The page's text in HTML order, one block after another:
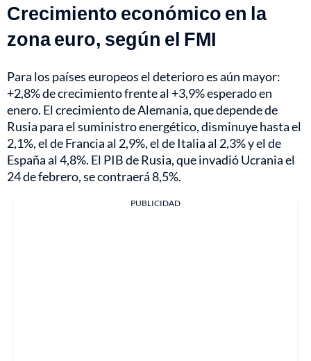
Crecimiento económico en la
zona euro, según el FMI
Para los países europeos el deterioro es aún mayor:
+2,8% de crecimiento frente al +3,9% esperado en
enero. El crecimiento de Alemania, que depende de
Rusia para el suministro energético, disminuye hasta el
2,1%, el de Francia al 2,9%, el de Italia al 2,3% y el de
España al 4,8%. El PIB de Rusia, que invadió Ucrania el
24 de febrero, se contraerá 8,5%.
PUBLICIDAD